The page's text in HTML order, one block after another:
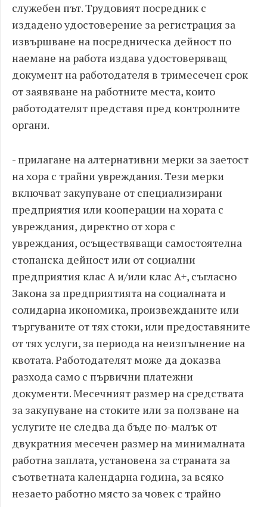
служебен път. Трудовият посредник с
издадено удостоверение за регистрация за
извършване на посредническа дейност по
наемане на работа издава удостоверяващ
документ на работодателя в тримесечен срок
от заявяване на работните места, които
работодателят представя пред контролните
органи.
- прилагане на алтернативни мерки за заетост
на хора с трайни увреждания. Тези мерки
включват закупуване от специализирани
предприятия или кооперации на хората с
увреждания, директно от хора с
увреждания, осъществяващи самостоятелна
стопанска дейност или от социални
предприятия клас А и/или клас А+, съгласно
Закона за предприятията на социалната и
солидарна икономика, произвежданите или
търгуваните от тях стоки, или предоставяните
от тях услуги, за периода на неизпълнение на
квотата. Работодателят може да доказва
разхода само с първични платежни
документи. Месечният размер на средствата
за закупуване на стоките или за ползване на
услугите не следва да бъде по-малък от
двукратния месечен размер на минималната
работна заплата, установена за страната за
съответната календарна година, за всяко
незаето работно място за човек с трайно